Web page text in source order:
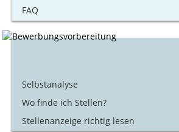
FAQ
Selbstanalyse
Wo finde ich Stellen?
Stellenanzeige richtig lesen